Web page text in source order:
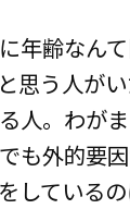
年齢なん
思う人が
人。わが
も外的要
している